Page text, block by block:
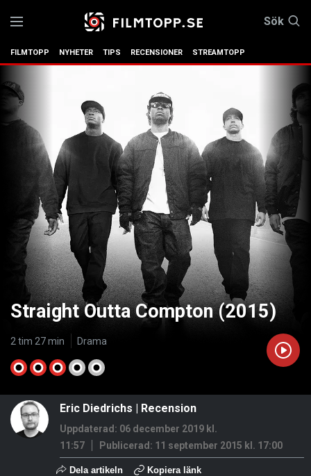
Sök
FILMTOPP NYHETER TIPS RECENSIONER STREAMTOPP
Straight Outta Compton (2015)
2 tim 27 min Drama
Eric Diedrichs | Recension
Uppdaterad: 06 december 2019 kl.
11:57
Publicerad: 11 september 2015 kl. 17:00
Dela artikeln Kopiera länk